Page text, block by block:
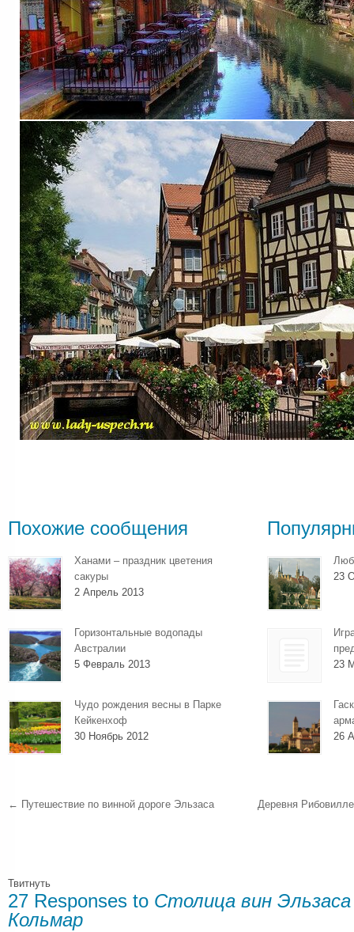
Похожие сообщения
Ханами – праздник цветения
сакуры
2 Апрель 2013
Горизонтальные водопады
Австралии
5 Февраль 2013
Чудо рождения весны в Парке
Кейкенхоф
30 Ноябрь 2012
23
23
26
← Путешествие по винной дороге Эльзаса Деревня
Твитнуть
27 Responses to Столица вин
Кольмар